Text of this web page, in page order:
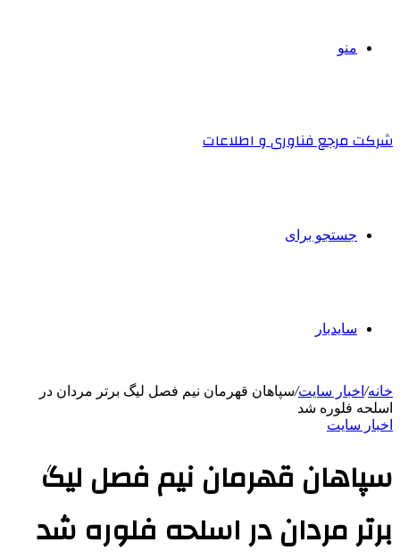
منو
شرکت مرجع فناوری و اطلاعات
جستجو برای
سایدبار
خانه/ اخبار سایت/سپاهان قهرمان نیم فصل لیگ برتر مردان در
اسلحه فلوره شد
اخبار سایت
سپاهان قهرمان نیم فصل لیگ
برتر مردان در اسلحه فلوره شد